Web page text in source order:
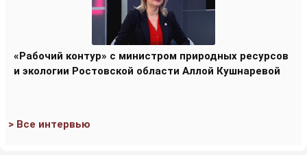
«Рабочий контур» с министром природных ресурсов
и экологии Ростовской области Аллой Кушнаревой
> Все интервью